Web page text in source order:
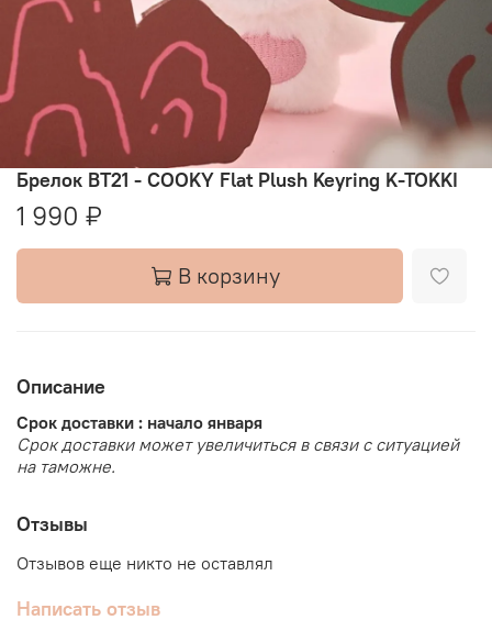
Брелок BT21 - COOKY Flat Plush Keyring K-TOKKI
1 990 ₽
В корзину
Описание
Срок доставки : начало января
Срок доставки может увеличиться в связи с ситуацией
на таможне.
Отзывы
Отзывов еще никто не оставлял
Написать отзыв